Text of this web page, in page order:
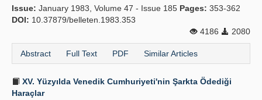
Issue: January 1983, Volume 47 - Issue 185 Pages: 353-362
DOI: 10.37879/belleten.1983.353
4186
2080
Abstract Full Text PDF Similar Articles
XV. Yüzyılda Venedik Cumhuriyeti'nin Şarkta Ödediği
Haraçlar